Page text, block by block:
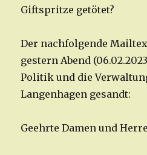
Giftspritze getötet?
Der nachfolgende
gestern Abend
Politik und die
Langenhagen gesandt:
Geehrte Damen und